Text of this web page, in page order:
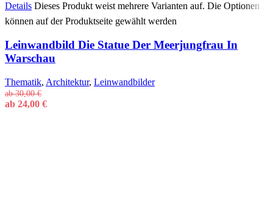
Details Dieses Produkt weist mehrere Varianten auf. Die Optionen
können auf der Produktseite gewählt werden
Leinwandbild Die Statue Der Meerjungfrau In
Warschau
Thematik, Architektur, Leinwandbilder
ab30,00€
ab 24,00 €